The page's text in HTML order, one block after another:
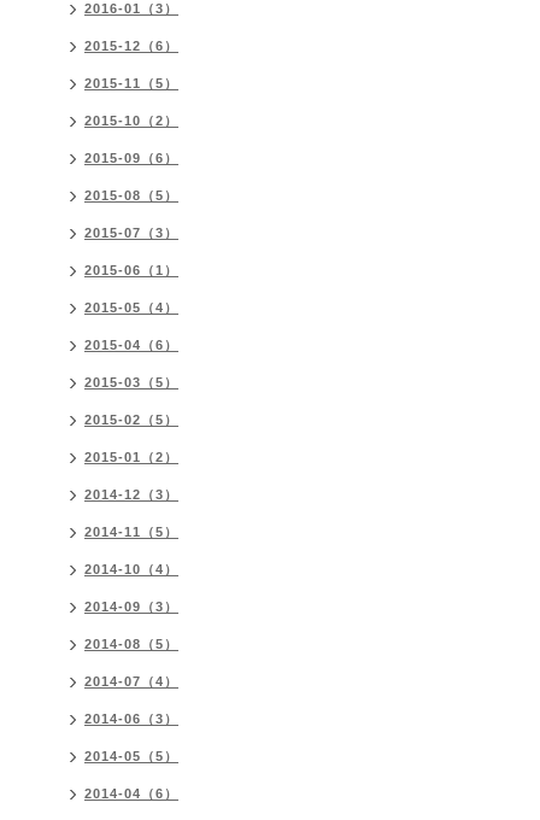
2016-01（3）
2015-12（6）
2015-11（5）
2015-10（2）
2015-09（6）
2015-08（5）
2015-07（3）
2015-06（1）
2015-05（4）
2015-04（6）
2015-03（5）
2015-02（5）
2015-01（2）
2014-12（3）
2014-11（5）
2014-10（4）
2014-09（3）
2014-08（5）
2014-07（4）
2014-06（3）
2014-05（5）
2014-04（6）